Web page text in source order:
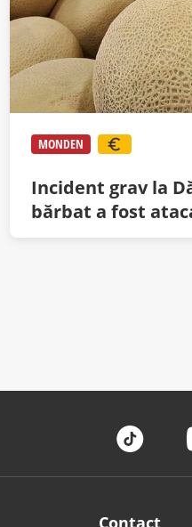
MONDEN
Incident grav la
bărbat a fost
de cantalupi
Contact